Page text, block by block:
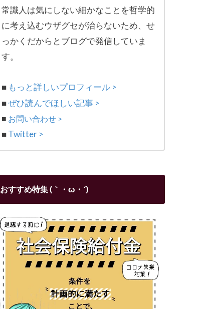
常識人は気にしない細かなことを哲学的
に考え込むウザグセが治らないため、せ
っかくだからとブログで発信していま
す。
■ もっと詳しいプロフィール >
■ぜひ読んでほしい記事 >
■ お問い合わせ >
■Twitter >
おすすめ特集 (｀・ω・´)ゞ